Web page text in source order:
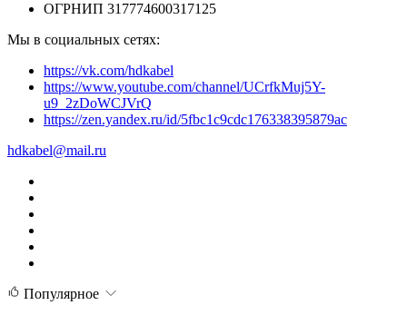
ОГРНИП 317774600317125
Мы в социальных сетях:
https://vk.com/hdkabel
https://www.youtube.com/channel/UCrfkMuj5Y-
u9_2zDoWCJVrQ
https://zen.yandex.ru/id/5fbc1c9cdc176338395879ac
hdkabel@mail.ru
Популярное